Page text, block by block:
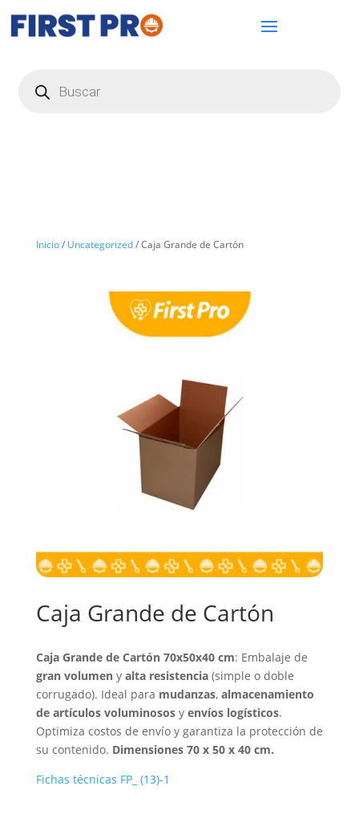
productos
Inicio/ Uncategorized/ Caja Grande de Cartón
Caja Grande de Cartón
Caja Grande de Cartón 70x50x40 cm: Embalaje de
gran volumeny alta resistencia(simple o doble
corrugado). Ideal para mudanzas, almacenamiento
de artículos voluminososy envíos logísticos.
Optimiza costos de envío y garantiza la protección de
su contenido. Dimensiones 70 x 50 x 40 cm.
Fichas técnicas FP_ (13)-1